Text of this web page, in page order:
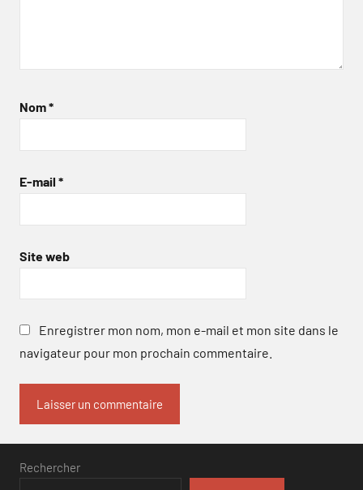
Nom*
E-mail *
Site web
Enregistrer mon nom, mon e-mail et mon site dans le
navigateur pour mon prochain commentaire.
Rechercher